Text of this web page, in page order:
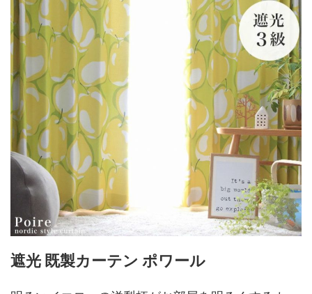
遮光 既製カーテン ポワール